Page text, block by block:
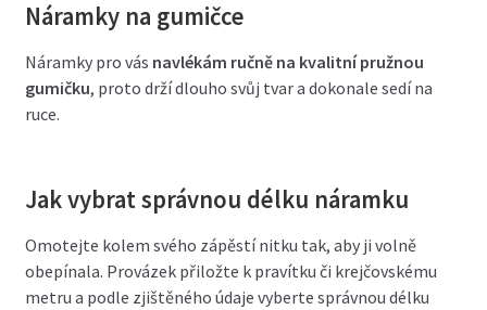
Náramky na gumičce
Náramky pro vás navlékám ručně na kvalitní pružnou
gumičku, proto drží dlouho svůj tvar a dokonale sedí na
ruce.
Jak vybrat správnou délku náramku
Omotejte kolem svého zápěstí nitku tak, aby ji volně
obepínala. Provázek přiložte k pravítku či krejčovskému
metru a podle zjištěného údaje vyberte správnou délku